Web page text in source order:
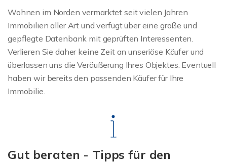
Wohnen im Norden vermarktet seit vielen Jahren
Immobilien aller Art und verfügt über eine große und
gepflegte Datenbank mit geprüften Interessenten.
Verlieren Sie daher keine Zeit an unseriöse Käufer und
überlassen uns die Veräußerung Ihres Objektes. Eventuell
haben wir bereits den passenden Käufer für Ihre
Immobilie.
Gut beraten - Tipps für den